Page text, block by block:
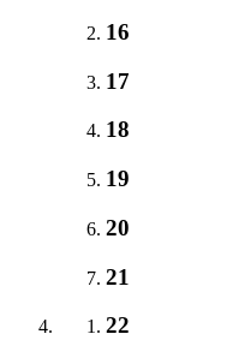
16
17
18
19
20
21
22